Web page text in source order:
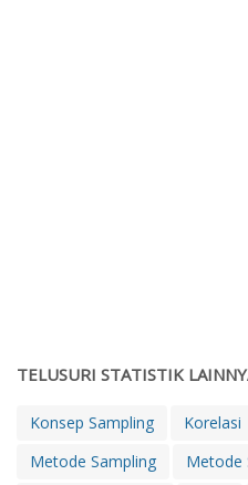
TELUSURI STATISTIK
Konsep Sampling Korelasi
Metode Sampling
Metode